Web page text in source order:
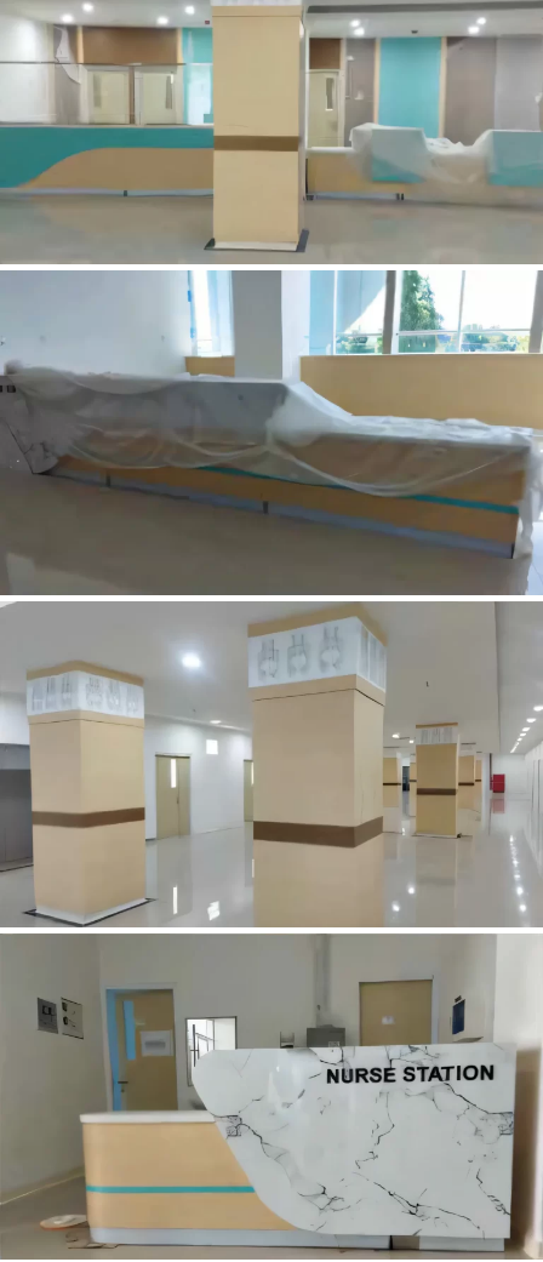
HALL RAWAT JALAN RSUDP LOMBOK NTB
RAWAT JALAN RSUDP LOMBOK NTB
HALL RAWAT JALAN RSUDP LOMBOK NTB
HALL IRNA RSUDP LOMBOK NTB